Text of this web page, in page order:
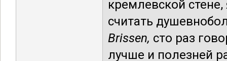
кремлевской
считать
Brissen, сто раз
лучше и полезней